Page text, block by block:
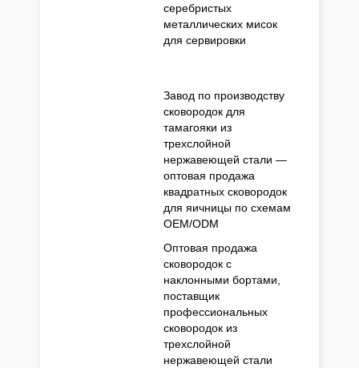
серебристых
металлических мисок
для сервировки
Завод по производству
сковородок для
тамагояки из
трехслойной
нержавеющей стали —
оптовая продажа
квадратных сковородок
для яичницы по схемам
OEM/ODM
Оптовая продажа
сковородок с
наклонными бортами,
поставщик
профессиональных
сковородок из
трехслойной
нержавеющей стали